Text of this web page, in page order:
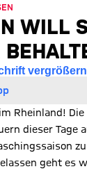
WILL
vergrößern
Rheinland!
dieser Tage
geht es